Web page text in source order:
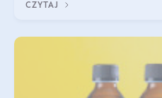
robić?
CZYTAJ